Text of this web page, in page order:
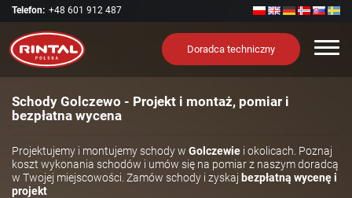
Telefon: +48 601 912 487
Doradca techniczny
Schody Golczewo - Projekt i montaż, pomiar i
bezpłatna wycena
Projektujemy i montujemy schody w Golczewie i okolicach. Poznaj
koszt wykonania schodów i umów się na pomiar z naszym doradcą
w Twojej miejscowości. Zamów schody i zyskaj bezpłatną wycenę i
projekt